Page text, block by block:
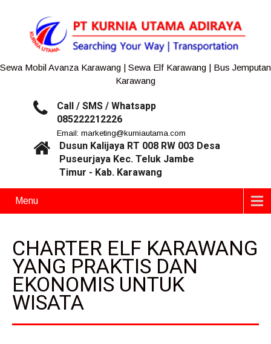
Sewa Mobil Avanza Karawang | Sewa Elf Karawang | Bus Jemputan
Karawang
Call / SMS / Whatsapp
085222212226
Email: marketing@kurniautama.com
Dusun Kalijaya RT 008 RW 003 Desa
Puseurjaya Kec. Teluk Jambe
Timur - Kab. Karawang
Menu
CHARTER ELF KARAWANG
YANG PRAKTIS DAN
EKONOMIS UNTUK
WISATA